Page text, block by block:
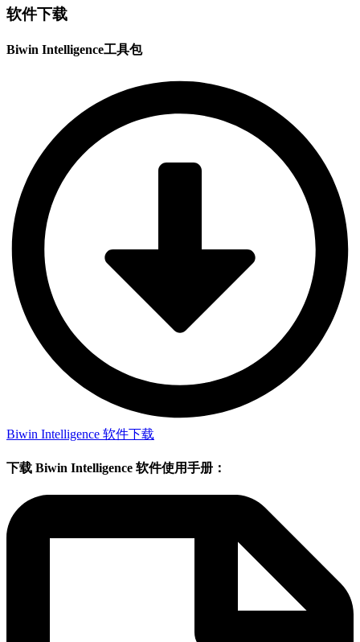
软件下载
Biwin Intelligence工具包
Biwin Intelligence 软件下载
下载 Biwin Intelligence 软件使用手册：